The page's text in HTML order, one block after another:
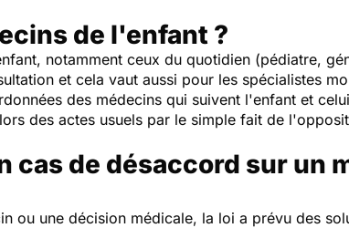
de l'enfant ?
notamment ceux du quotidien (pédiatre,
et cela vaut aussi pour les spécialistes
des médecins qui suivent l'enfant et
des actes usuels par le simple fait de
cas de désaccord sur un
ou une décision médicale, la loi a prévu des